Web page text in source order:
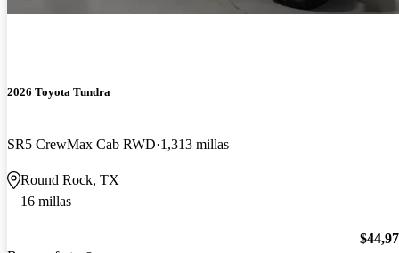
2026 Toyota Tundra
SR5 CrewMax Cab RWD 1,313 millas
Round Rock, TX
16 millas